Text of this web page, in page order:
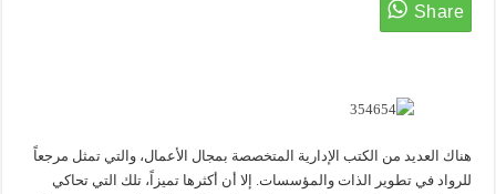
هناك العديد من الكتب الإدارية المتخصصة بمجال الأعمال، والتي تمثل مرجعاً
للرواد في تطوير الذات والمؤسسات. إلا أن أكثرها تميزاً، تلك التي تحاكي